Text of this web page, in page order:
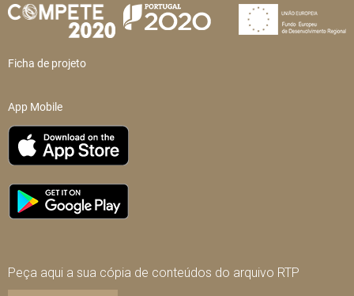
Ficha de projeto
App Mobile
Peça aqui a sua cópia de conteúdos do arquivo RTP